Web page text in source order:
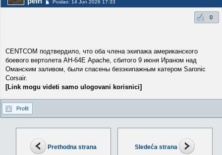
Prethodna strana Sledeća strana
Poslao: 14 Jun 2026 17:33
0
CENTCOM подтвердило, что оба члена экипажа американского
боевого вертолета АН-64Е Apache, сбитого 9 июня Ираном над
Оманским заливом, были спасены безэкипажным катером Saronic
Corsair.
[Link mogu videti samo ulogovani korisnici]
Profil